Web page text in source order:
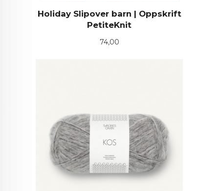
Holiday Slipover barn | Oppskrift
PetiteKnit
Pris
74,00